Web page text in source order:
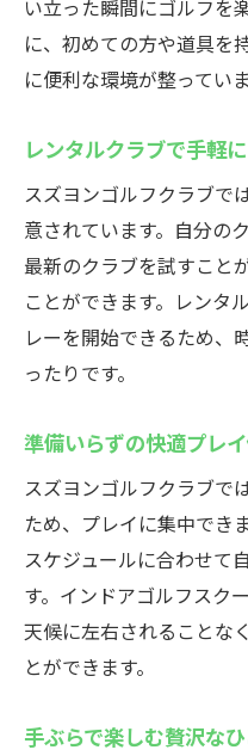
い立った瞬間にゴルフを
に、初めての方や道具を
に便利な環境が整っていま
レンタルクラブで手軽
スズヨンゴルフクラブで
意されています。自分の
最新のクラブを試すこと
ことができます。レンタ
レーを開始できるため、
ったりです。
準備いらずの快適プレ
スズヨンゴルフクラブで
ため、プレイに集中でき
スケジュールに合わせて
す。インドアゴルフスク
天候に左右されることな
とができます。
手ぶらで楽しむ贅沢な